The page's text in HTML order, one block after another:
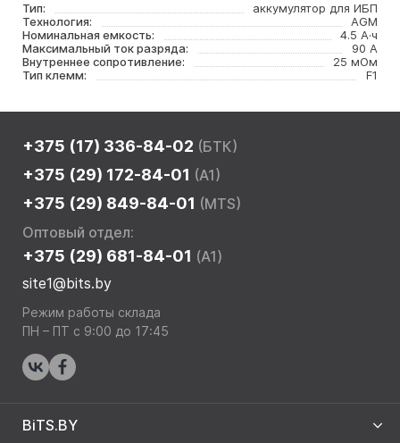
Тип:
аккумулятор для ИБП
Технология:
AGM
Номинальная емкость:
4.5 А·ч
Максимальный ток разряда:
90 А
Внутреннее сопротивление:
25 мОм
Тип клемм:
F1
+375 (17) 336-84-02 (БТК)
+375 (29) 172-84-01 (A1)
+375 (29) 849-84-01 (MTS)
Оптовый отдел:
+375 (29) 681-84-01 (A1)
site1@bits.by
Режим работы склада
ПН – ПТ с 9:00 до 17:45
BiTS.BY